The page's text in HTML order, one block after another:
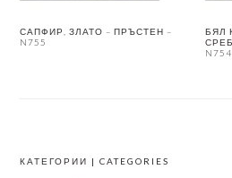
САПФИР, ЗЛАТО – ПРЪСТЕН –
N755
БЯЛ
N754
FOOTER
КАТЕГОРИИ | CATEGORIES